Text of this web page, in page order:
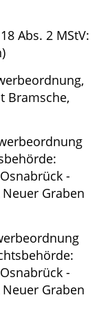
Abs. 2 MStV:
Bramsche,
-
Graben
-
Graben